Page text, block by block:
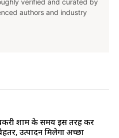
verified and curated by
authors and industry
शाम के समय इस तरह करें
उत्पादन मिलेगा अच्छा